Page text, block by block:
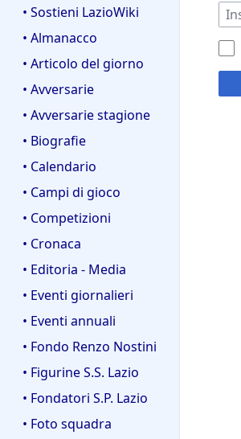
• Sostieni LazioWiki
• Almanacco
• Articolo del giorno
• Avversarie
• Avversarie stagione
• Biografie
• Calendario
• Campi di gioco
• Competizioni
• Cronaca
• Editoria - Media
• Eventi giornalieri
• Eventi annuali
• Fondo Renzo Nostini
• Figurine S.S. Lazio
• Fondatori S.P. Lazio
• Foto squadra